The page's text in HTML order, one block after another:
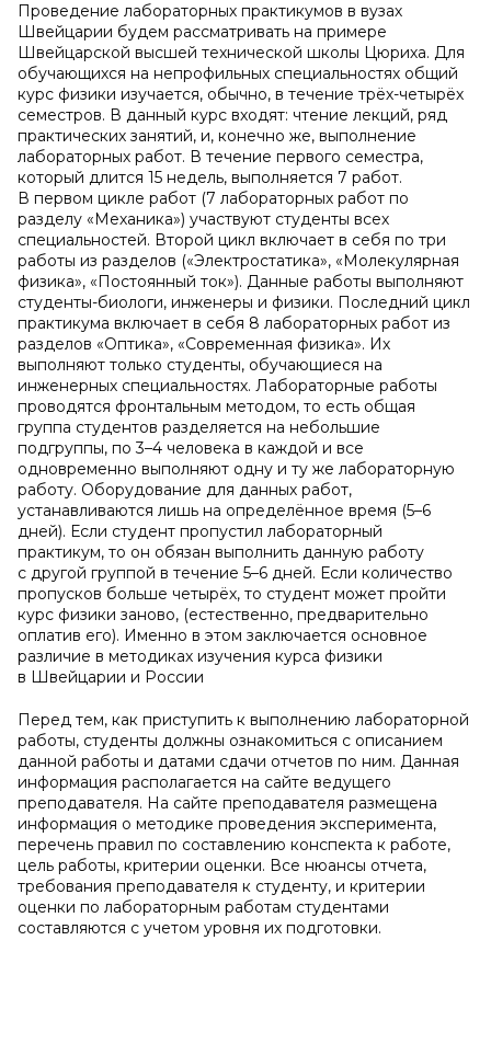
Проведение лабораторных практикумов в вузах
Швейцарии будем рассматривать на примере
Швейцарской высшей технической школы Цюриха. Для
обучающихся на непрофильных специальностях общий
курс физики изучается, обычно, в течение трёх-четырёх
семестров. В данный курс входят: чтение лекций, ряд
практических занятий, и, конечно же, выполнение
лабораторных работ. В течение первого семестра,
который длится 15 недель, выполняется 7 работ.
В первом цикле работ (7 лабораторных работ по
разделу «Механика») участвуют студенты всех
специальностей. Второй цикл включает в себя по три
работы из разделов («Электростатика», «Молекулярная
физика», «Постоянный ток»). Данные работы выполняют
студенты-биологи, инженеры и физики. Последний цикл
практикума включает в себя 8 лабораторных работ из
разделов «Оптика», «Современная физика». Их
выполняют только студенты, обучающиеся на
инженерных специальностях. Лабораторные работы
проводятся фронтальным методом, то есть общая
группа студентов разделяется на небольшие
подгруппы, по 3–4 человека в каждой и все
одновременно выполняют одну и ту же лабораторную
работу. Оборудование для данных работ,
устанавливаются лишь на определённое время (5–6
дней). Если студент пропустил лабораторный
практикум, то он обязан выполнить данную работу
с другой группой в течение 5–6 дней. Если количество
пропусков больше четырёх, то студент может пройти
курс физики заново, (естественно, предварительно
оплатив его). Именно в этом заключается основное
различие в методиках изучения курса физики
в Швейцарии и России
Перед тем, как приступить к выполнению лабораторной
работы, студенты должны ознакомиться с описанием
данной работы и датами сдачи отчетов по ним. Данная
информация располагается на сайте ведущего
преподавателя. На сайте преподавателя размещена
информация о методике проведения эксперимента,
перечень правил по составлению конспекта к работе,
цель работы, критерии оценки. Все нюансы отчета,
требования преподавателя к студенту, и критерии
оценки по лабораторным работам студентами
составляются с учетом уровня их подготовки.